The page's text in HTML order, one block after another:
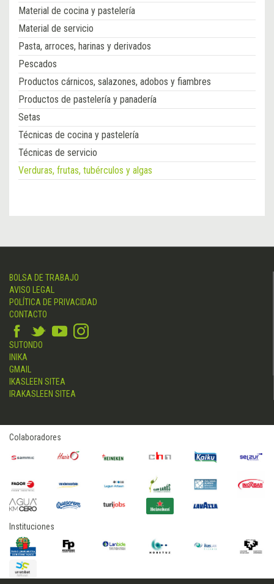
Material de cocina y pastelería
Material de servicio
Pasta, arroces, harinas y derivados
Pescados
Productos cárnicos, salazones, adobos y fiambres
Productos de pastelería y panadería
Setas
Técnicas de cocina y pastelería
Técnicas de servicio
Verduras, frutas, tubérculos y algas
BOLSA DE TRABAJO
AVISO LEGAL
POLÍTICA DE PRIVACIDAD
CONTACTO
SUTONDO
INIKA
GMAIL
IKASLEEN SITEA
IRAKASLEEN SITEA
Colaboradores
Instituciones